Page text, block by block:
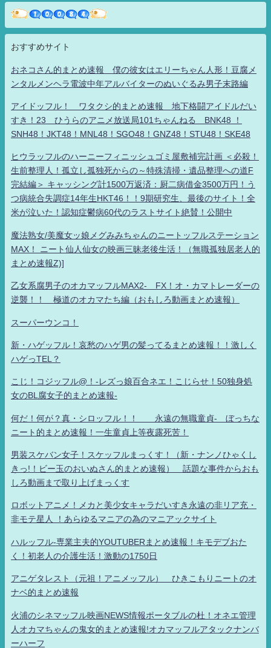
おすすめサイト
おネコさん的まとめ速報 僕の彼女はエリーちゃん人形！豆腐メ
ンタルメンヘラ電波中年アルバイターのぬいぐるみ男子末路編
アイドッフル！ ワタクシ的まとめ速報 地下格闘アイドルだい
すき！23 ひうらのアニメ放送局101ちゃんねる BNK48 ！
SNH48！JKT48！MNL48！SGO48！GNZ48！STU48！SKE48
ヒウラッフルのハーニーフィニッシュゴミ屋敷補完計画 ＜必殺！
生前整理人！孤立し孤独死からの～特殊清掃・遺品整理への道F
完結編＞ キャッシング計1500万返済：厨二病借金3500万円！う
つ病統合失調症14年生HKT46！！9期研究生、最後のサイト！全
米が泣いた！認知症鬱病60代のラストサイト絶賛！公開中
魔法熟女/美魔女ッ娘メグみみちゃんのニートッフルステーション
MAX！ ニート仙人仙女の映画三昧老後生活！（無職孤独居老人的
まとめ速報Z)]
乙女系腐男子のオカマッフルMAX2- FX！オ・カマトレーダーの
逆襲！！ 極道のオカマたち編（おもしろ動画まとめ速報）
スーパーウンコ！
新・ハゲッフル！哀愁のハゲ男の髪ってるまとめ速報！！激しく
ハゲっTEL？
こじ！コジッフル@！-レズっ娘百合ネエ！こじらせ！50独身処
女のBL腐女子的まとめ速報-
何だ！何が？真・シロッフル！！ 永遠の無職童貞- ぼっちな
ニート的まとめ速報！一生童貞上等夜露死苦！
男装スケバン女子！スケッフルまっくす！（新・ナンノひゃくし
きっ!！ビー玉のおいぬさん的まとめ速報） 話題な事件からおも
しろ動画まで取り上げまっくす
ロボットアニメ！メカと美少女キャラだいすき永遠の非リア充・
非モテ星人 ！あらゆるマニアの為のマニアックサイト
ハルッフル-専業主夫的YOUTUBERまとめ速報！キモデブおた
く！初老人の介護生活！激動の1750日
アニゲタレスト（元祖！アニメッフル） ひきこもりニートのオ
ナベ的まとめ速報
火浦のシネマッフル映画NEWS情報ポータブルの杜！オネエ管理
人オカマちゃんの鬼女的まとめ速報!オカマッフルアタックナンバ
ーハーフ